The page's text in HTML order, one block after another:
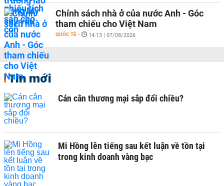
Chính sách nhà ở của nước Anh - Góc
tham chiếu cho Việt Nam
QUỐC TẾ - 14:13 | 07/08/2026
Tin mới
Cán cân thương mại sắp đổi chiều?
Mi Hồng lên tiếng sau kết luận về tồn tại
trong kinh doanh vàng bạc